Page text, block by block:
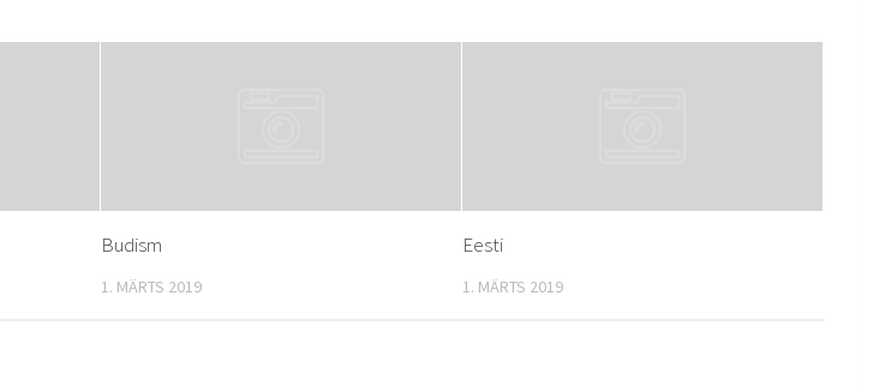
Budism
1. MÄRTS 2019
Eesti
1. MÄRTS 2019